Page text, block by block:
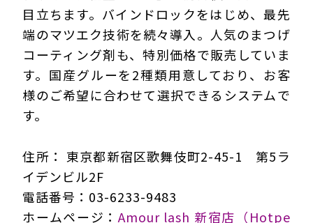
目立ちます。バインドロックをはじめ、最先
端のマツエク技術を続々導入。人気のまつげ
コーティング剤も、特別価格で販売していま
す。国産グルーを2種類用意しており、お客
様のご希望に合わせて選択できるシステムで
す。
住所： 東京都新宿区歌舞伎町2-45-1 第5ラ
イデンビル2F
電話番号：03-6233-9483
ホームページ： Amour lash 新宿店（Hotpe